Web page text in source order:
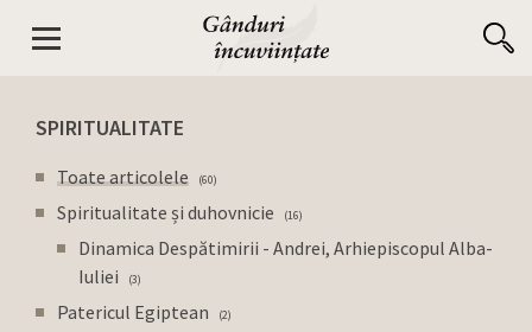
SPIRITUALITATE
Toate articolele 60
Spiritualitate și duhovnicie 16
Dinamica Despătimirii - Andrei, Arhiepiscopul Alba-
Iuliei
3
Patericul Egiptean 2